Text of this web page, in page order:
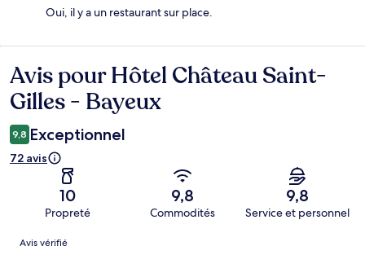
Oui, il y a un restaurant sur place.
Avis
Avis pour Hôtel Château Saint-
Gilles - Bayeux
9,8 Exceptionnel
72 avis
10
Propreté
9,8
Commodités
9,8
Service et personnel
Avis
Avis vérifié